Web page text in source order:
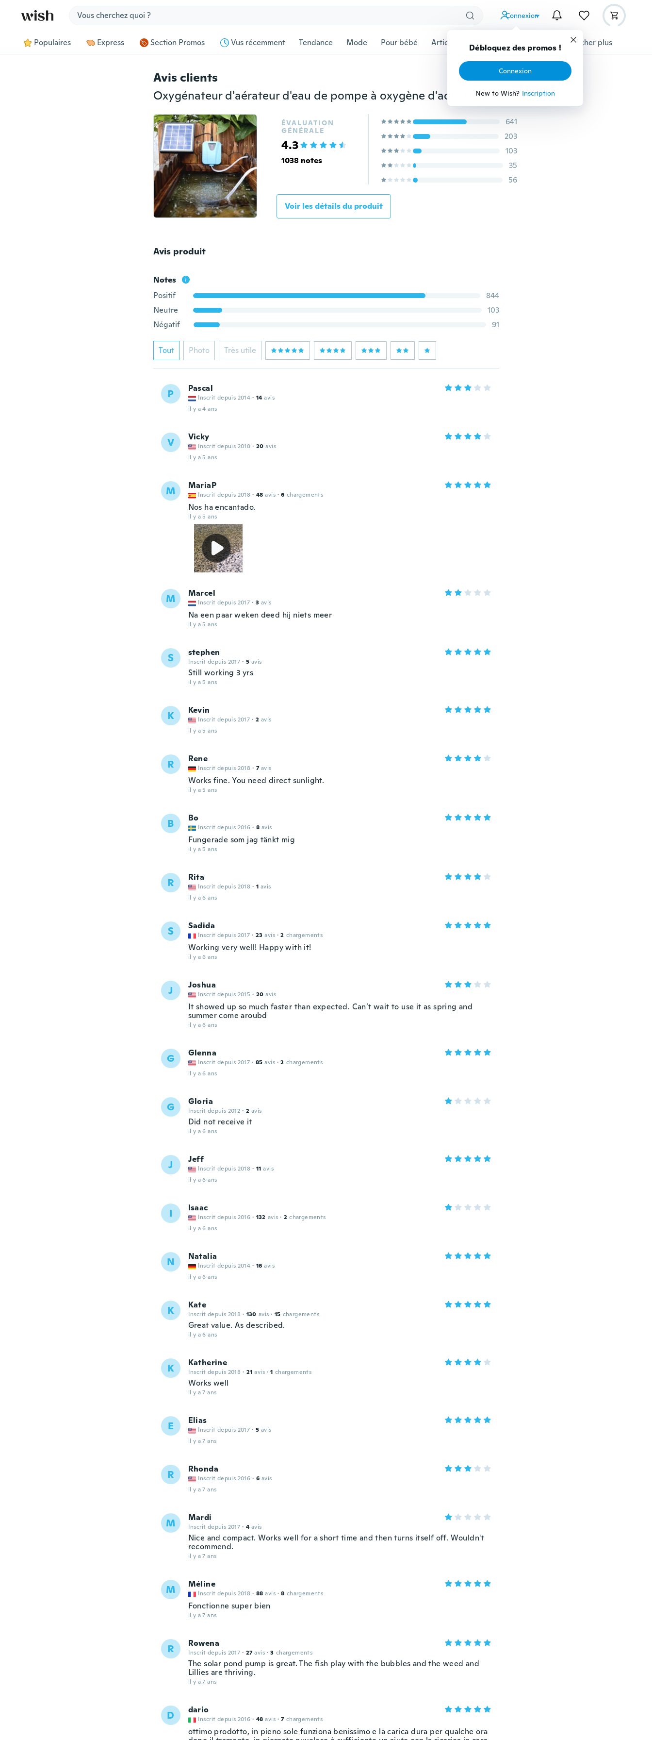
Connexion
Débloquez des promos !
Connexion
New to Wish? Inscription
Populaires Express Section Promos Vus récemment Tendance Mode Pour bébé Articles pour animaux domestiques Afficher plus
Avis clients
Oxygénateur d'aérateur d'eau de pompe à oxygène d'aquarium d'énergie solaire de 2L/min + aérateur d'étang de pierre d'air
ÉVALUATION
GÉNÉRALE
4.3
1038 notes
641
203
103
35
56
Voir les détails du produit
Avis produit
Notes
Positif
844
Neutre
103
Négatif
91
Tout Photo Très utile
P Pascal
Inscrit depuis 2014 · 14 avis
il y a 4 ans
V Vicky
Inscrit depuis 2018 · 20 avis
il y a 5 ans
M MariaP
Inscrit depuis 2018 · 48 avis · 6 chargements
Nos ha encantado.
il y a 5 ans
M Marcel
Inscrit depuis 2017 · 3 avis
Na een paar weken deed hij niets meer
il y a 5 ans
S stephen
Inscrit depuis 2017 · 5 avis
Still working 3 yrs
il y a 5 ans
K Kevin
Inscrit depuis 2017 · 2 avis
il y a 5 ans
R Rene
Inscrit depuis 2018 · 7 avis
Works fine. You need direct sunlight.
il y a 5 ans
B Bo
Inscrit depuis 2016 · 8 avis
Fungerade som jag tänkt mig
il y a 5 ans
R Rita
Inscrit depuis 2018 · 1 avis
il y a 6 ans
S Sadida
Inscrit depuis 2017 · 23 avis · 2 chargements
Working very well! Happy with it!
il y a 6 ans
J Joshua
Inscrit depuis 2015 · 20 avis
It showed up so much faster than expected. Can’t wait to use it as spring and
summer come aroubd
il y a 6 ans
G Glenna
Inscrit depuis 2017 · 85 avis · 2 chargements
il y a 6 ans
G Gloria
Inscrit depuis 2012 · 2 avis
Did not receive it
il y a 6 ans
J Jeff
Inscrit depuis 2018 · 11 avis
il y a 6 ans
I Isaac
Inscrit depuis 2016 · 132 avis · 2 chargements
il y a 6 ans
N Natalia
Inscrit depuis 2014 · 16 avis
il y a 6 ans
K Kate
Inscrit depuis 2018 · 130 avis · 15 chargements
Great value. As described.
il y a 6 ans
K Katherine
Inscrit depuis 2018 · 21 avis · 1 chargements
Works well
il y a 7 ans
E Elias
Inscrit depuis 2017 · 5 avis
il y a 7 ans
R Rhonda
Inscrit depuis 2016 · 6 avis
il y a 7 ans
M Mardi
Inscrit depuis 2017 · 4 avis
Nice and compact. Works well for a short time and then turns itself off. Wouldn't
recommend.
il y a 7 ans
M Méline
Inscrit depuis 2018 · 88 avis · 8 chargements
Fonctionne super bien
il y a 7 ans
R Rowena
Inscrit depuis 2017 · 27 avis · 3 chargements
The solar pond pump is great. The fish play with the bubbles and the weed and
Lillies are thriving.
il y a 7 ans
D dario
Inscrit depuis 2016 · 48 avis · 7 chargements
ottimo prodotto, in pieno sole funziona benissimo e la carica dura per qualche ora